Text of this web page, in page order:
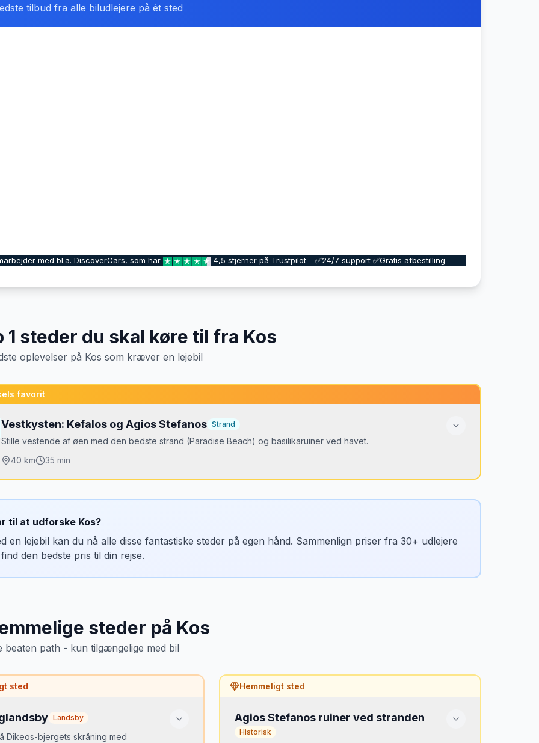
tilbud fra alle biludlejere på ét sted
med bl.a. DiscoverCars, som har 4,5 stjerner på Trustpilot – ✅24/7 support ✅Gratis afbestilling
1 steder du skal køre til fra Kos
oplevelser på Kos som kræver en lejebil
favorit
Vestkysten: Kefalos og Agios Stefanos Strand
Stille vestende af øen med den bedste strand (Paradise Beach) og basilikaruiner ved havet.
40 km 35 min
Stefanos ruiner med udsigt til Kastri-øen
landsby med traditionelle tavernaer
tidspunkt
til at udforske Kos?
en lejebil kan du nå alle disse fantastiske steder på egen hånd. Sammenlign priser fra 30+ udlejere
den bedste pris til din rejse.
steder på Kos
beaten path - kun tilgængelige med bil
sted
Landsby
Dikeos-bjergets skråning med
Hemmeligt sted
Agios Stefanos ruiner ved stranden
Historisk